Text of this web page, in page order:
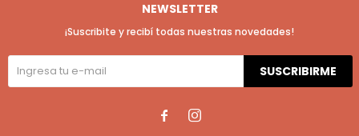
NEWSLETTER
¡Suscribite y recibí todas nuestras novedades!
SUSCRIBIRME
 